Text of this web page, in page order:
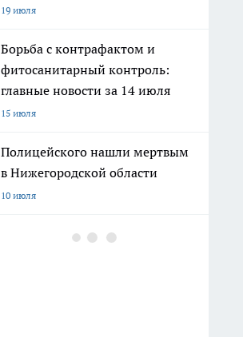
19 июля
Борьба с контрафактом и
фитосанитарный контроль:
главные новости за 14 июля
15 июля
Полицейского нашли мертвым
в Нижегородской области
10 июля
Водителям больше не нужно